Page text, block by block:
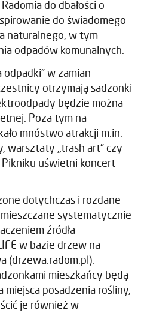
do dbałości o
do świadomego
naturalnego, w tym
odpadów komunalnych.
odpadki” w zamian
otrzymają sadzonki
będzie można
Poza tym na
mnóstwo atrakcji m.in.
warsztaty „trash art” czy
Pikniku uświetni koncert
dotychczas i rozdane
systematycznie
źródła
w bazie drzew na
(drzewa.radom.pl).
mieszkańcy będą
posadzenia rośliny,
je również w